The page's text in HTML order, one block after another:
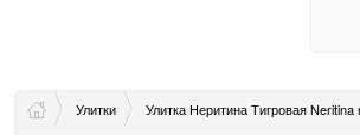
Улитки
Улитка Неритина Тигровая